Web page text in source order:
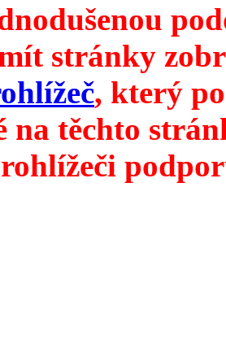
stránky
, který
na těchto